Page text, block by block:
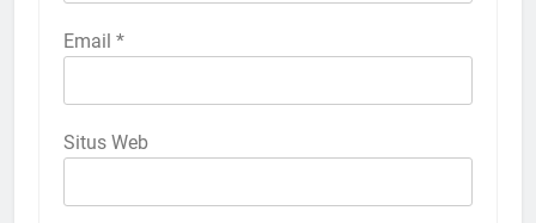
Email *
Situs Web
Ulama Muda Diminta Tak Gagap